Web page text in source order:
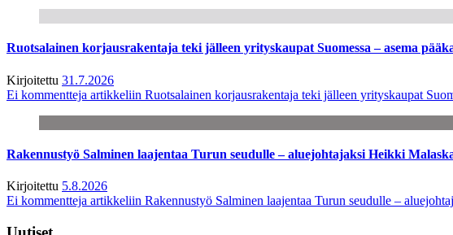
Ruotsalainen korjausrakentaja teki jälleen yrityskaupat Suomessa – asema
Kirjoitettu 31.7.2026
Ei kommentteja artikkeliin Ruotsalainen korjausrakentaja teki jälleen yrityskaupat
Rakennustyö Salminen laajentaa Turun seudulle – aluejohtajaksi Heikki
Kirjoitettu 5.8.2026
Ei kommentteja artikkeliin Rakennustyö Salminen laajentaa Turun seudulle –